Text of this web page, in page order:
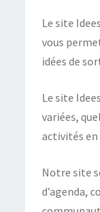
Le site
vous
idées de
Le site
variées,
activités
Notre site
d’agenda,